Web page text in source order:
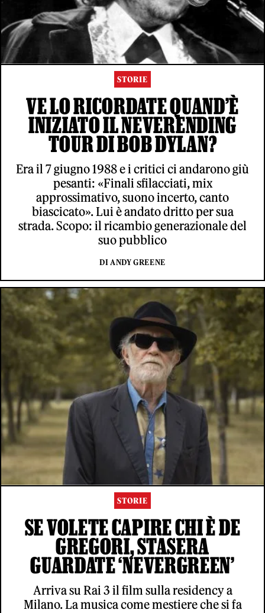
STORIE
VE LO RICORDATE QUAND’È
INIZIATO IL NEVERENDING
TOUR DI BOB DYLAN?
Era il 7 giugno 1988 e i critici ci andarono giù
pesanti: «Finali sfilacciati, mix
approssimativo, suono incerto, canto
biascicato». Lui è andato dritto per sua
strada. Scopo: il ricambio generazionale del
suo pubblico
DI ANDY GREENE
STORIE
SE VOLETE CAPIRE CHI È DE
GREGORI, STASERA
GUARDATE ‘NEVERGREEN’
Arriva su Rai 3 il film sulla residency a
Milano. La musica come mestiere che si fa